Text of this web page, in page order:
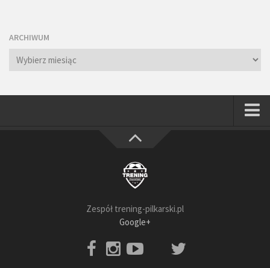
ARCHIWUM
Archiwum
Zespół trening-pilkarski.pl
Google+